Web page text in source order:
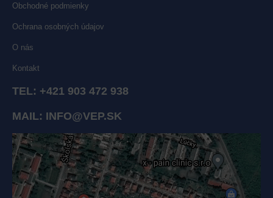
Obchodné podmienky
Ochrana osobných údajov
O nás
Kontakt
TEL: +421 903 472 938
MAIL: INFO@VEP.SK
Externý obsah je blokovaný Voľbami súkromia